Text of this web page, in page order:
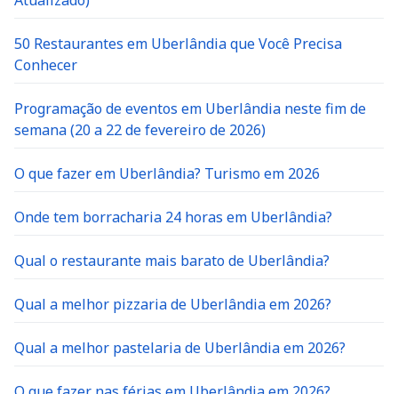
50 Restaurantes em Uberlândia que Você Precisa
Conhecer
Programação de eventos em Uberlândia neste fim de
semana (20 a 22 de fevereiro de 2026)
O que fazer em Uberlândia? Turismo em 2026
Onde tem borracharia 24 horas em Uberlândia?
Qual o restaurante mais barato de Uberlândia?
Qual a melhor pizzaria de Uberlândia em 2026?
Qual a melhor pastelaria de Uberlândia em 2026?